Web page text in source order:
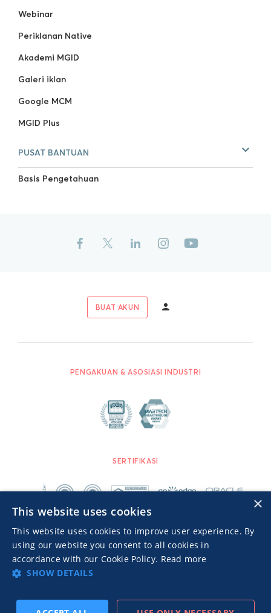
Webinar
Periklanan Native
Akademi MGID
Galeri iklan
Google MCM
MGID Plus
PUSAT BANTUAN
Basis Pengetahuan
BUAT AKUN
PENGAKUAN & ASOSIASI INDUSTRI
© 2026 MGID Inc. Seluruh Hak Cipta.
Advertisers TOS
SERTIFIKASI
×
This website uses cookies
This website uses cookies to improve user experience. By
using our website you consent to all cookies in
accordance with our Cookie Policy. Read more
SHOW DETAILS